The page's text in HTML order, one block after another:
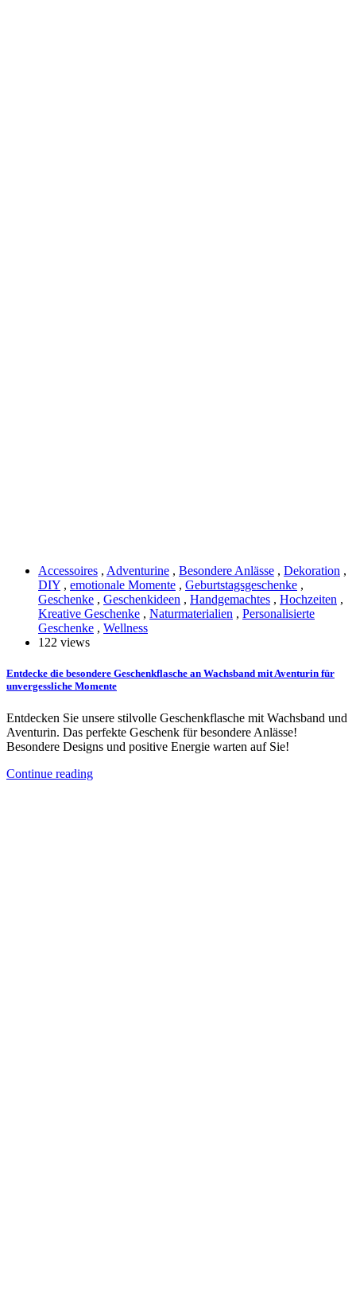
Accessoires , Adventurine , Besondere Anlässe , Dekoration ,
DIY , emotionale Momente , Geburtstagsgeschenke ,
Geschenke , Geschenkideen , Handgemachtes , Hochzeiten ,
Kreative Geschenke , Naturmaterialien , Personalisierte
Geschenke , Wellness
122 views
Entdecke die besondere Geschenkflasche an Wachsband mit Aventurin für
unvergessliche Momente
Entdecken Sie unsere stilvolle Geschenkflasche mit Wachsband und
Aventurin. Das perfekte Geschenk für besondere Anlässe!
Besondere Designs und positive Energie warten auf Sie!
Continue reading